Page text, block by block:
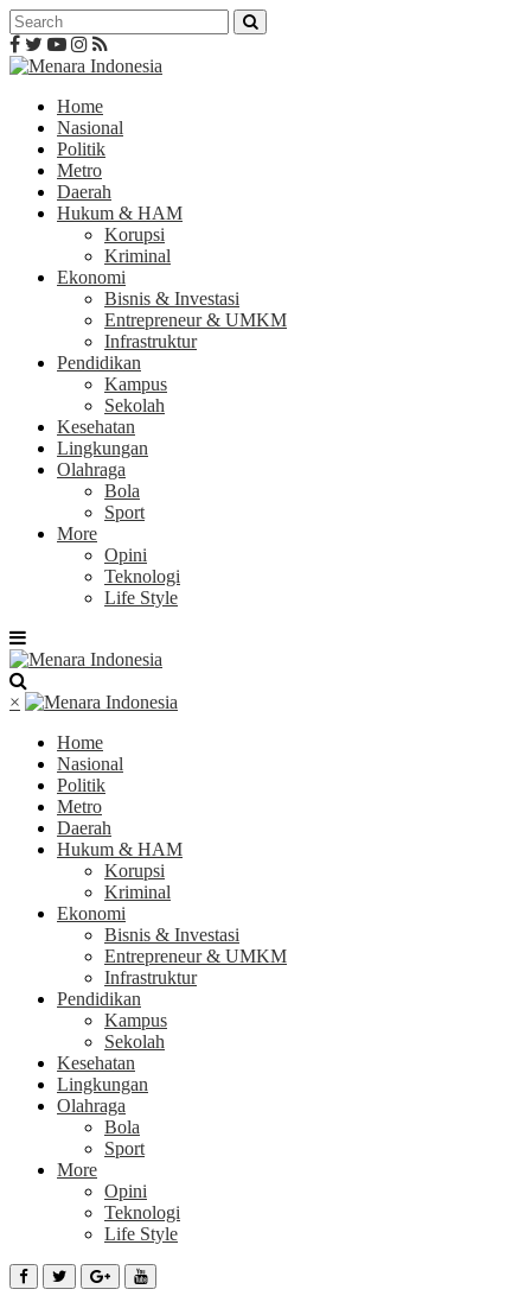
Home
Nasional
Politik
Metro
Daerah
Hukum & HAM
Korupsi
Kriminal
Ekonomi
Bisnis & Investasi
Entrepreneur & UMKM
Infrastruktur
Pendidikan
Kampus
Sekolah
Kesehatan
Lingkungan
Olahraga
Bola
Sport
More
Opini
Teknologi
Life Style
×
Home
Nasional
Politik
Metro
Daerah
Hukum & HAM
Korupsi
Kriminal
Ekonomi
Bisnis & Investasi
Entrepreneur & UMKM
Infrastruktur
Pendidikan
Kampus
Sekolah
Kesehatan
Lingkungan
Olahraga
Bola
Sport
More
Opini
Teknologi
Life Style